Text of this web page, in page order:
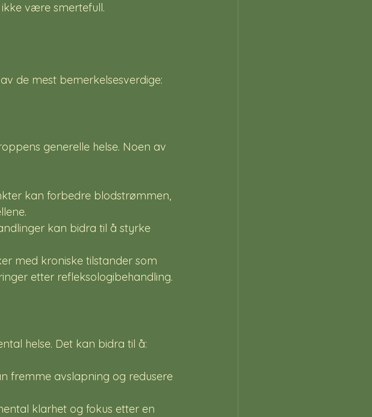
være smertefull.
de mest bemerkelsesverdige:
generelle helse. Noen av
kan forbedre blodstrømmen,
kan bidra til å styrke
med kroniske tilstander som
etter refleksologibehandling.
helse. Det kan bidra til å:
fremme avslapning og redusere
klarhet og fokus etter en